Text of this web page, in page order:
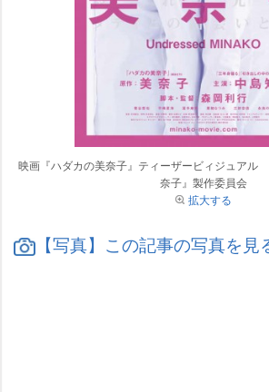
映画『ハダカの美奈子』ティーザービィジュア
奈子』製作委員会
拡大する
【写真】この記事の写真を見